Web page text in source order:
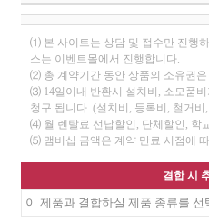
⑴ 본 사이트는 상담 및 접수만 진행
스는 이벤트몰에서 진행합니다.
⑵ 총 계약기간 동안 상품의 소유권
⑶ 14일이내 반환시 설치비, 소모품
청구 됩니다. (설치비, 등록비, 철거
⑷ 월 렌탈료 선납할인, 단체할인, 학
⑸ 맴버십 금액은 계약 만료 시점에
결합 시